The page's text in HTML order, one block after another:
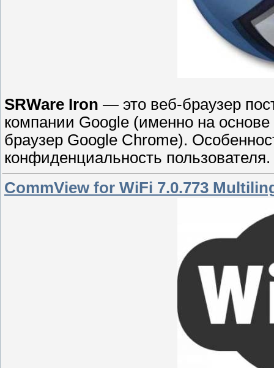
SRWare Iron — это веб-браузер
компании Google (именно на основе
браузер Google Chrome).
конфиденциальность пользователя.
CommView for WiFi 7.0.773